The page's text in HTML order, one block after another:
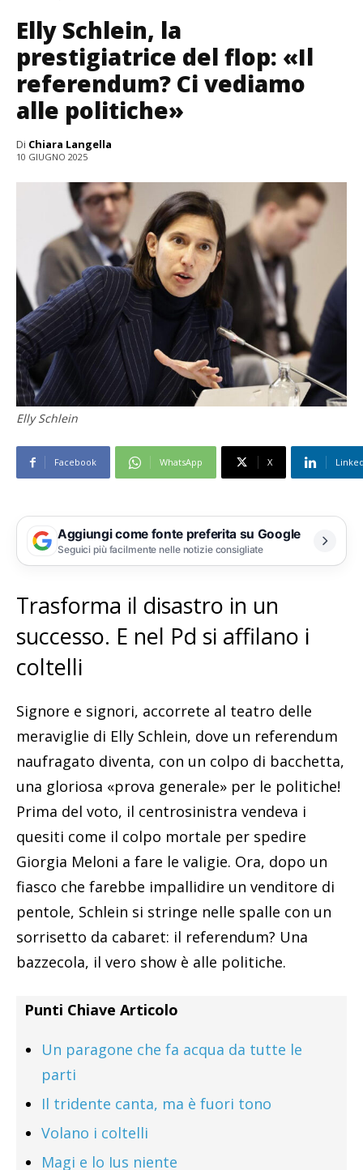
Elly Schlein, la
prestigiatrice del flop: «Il
referendum? Ci vediamo
alle politiche»
Di Chiara Langella
10 GIUGNO 2025
Elly Schlein
Facebook WhatsApp X
Aggiungi come fonte preferita su Google
Seguici più facilmente nelle notizie consigliate
Trasforma il disastro in un
successo. E nel Pd si affilano i
coltelli
Signore e signori, accorrete al teatro delle
meraviglie di Elly Schlein, dove un referendum
naufragato diventa, con un colpo di bacchetta,
una gloriosa «prova generale» per le politiche!
Prima del voto, il centrosinistra vendeva i
quesiti come il colpo mortale per spedire
Giorgia Meloni a fare le valigie. Ora, dopo un
fiasco che farebbe impallidire un venditore di
pentole, Schlein si stringe nelle spalle con un
sorrisetto da cabaret: il referendum? Una
bazzecola, il vero show è alle politiche.
Punti Chiave Articolo
Un paragone che fa acqua da tutte le
parti
Il tridente canta, ma è fuori tono
Volano i coltelli
Magi e lo Ius niente